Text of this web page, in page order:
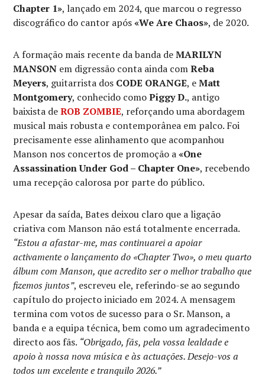
Chapter 1», lançado em 2024, que marcou o regresso
discográfico do cantor após«We Are Chaos», de 2020.
A formação mais recente da banda deMARILYN
MANSON em digressão conta ainda comReba
Meyers, guitarrista dos CODE ORANGE, eMatt
Montgomery, conhecido comoPiggy D., antigo
baixista deROB ZOMBIE, reforçando uma abordagem
musical mais robusta e contemporânea em palco. Foi
precisamente esse alinhamento que acompanhou
Manson nos concertos de promoção a«One
Assassination Under God – Chapter One», recebendo
uma recepção calorosa por parte do público.
Apesar da saída, Bates deixou claro que a ligação
criativa com Manson não está totalmente encerrada.
“Estou a afastar-me, mas continuarei a apoiar
activamente o lançamento do «Chapter Two», o meu quarto
álbum com Manson, que acredito ser o melhor trabalho que
fizemos juntos”, escreveu ele, referindo-se ao segundo
capítulo do projecto iniciado em 2024. A mensagem
termina com votos de sucesso para o Sr. Manson, a
banda e a equipa técnica, bem como um agradecimento
directo aos fãs. “Obrigado, fãs, pela vossa lealdade e
apoio à nossa nova música e às actuações. Desejo-vos a
todos um excelente e tranquilo 2026.”